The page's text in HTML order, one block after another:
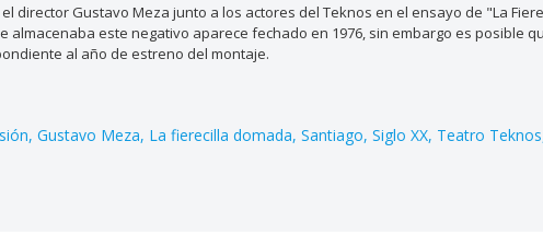
director Gustavo Meza junto a los actores del Teknos en el ensayo de "La
almacenaba este negativo aparece fechado en 1976, sin embargo es posible
al año de estreno del montaje.
Gustavo Meza La fierecilla domada Santiago Siglo XX Teatro Teknos